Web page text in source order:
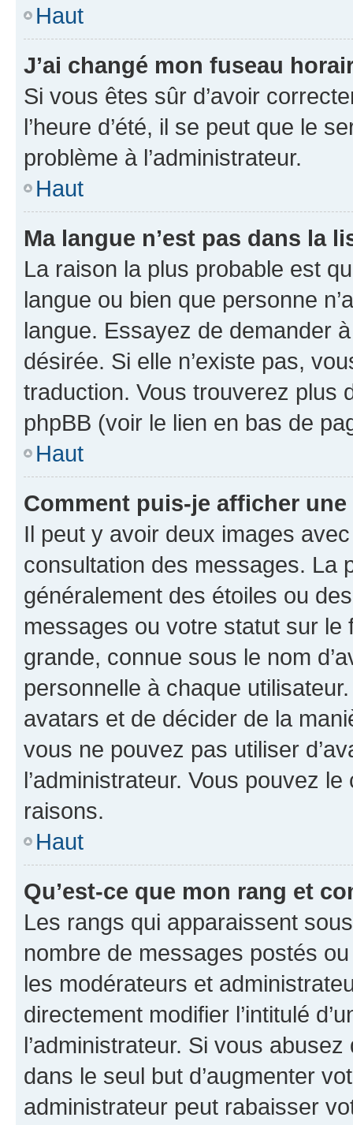
Haut
J’ai changé mon fuseau
Si vous êtes sûr d’avoir
l’heure d’été, il se peut que le
problème à l’administrateur.
Haut
Ma langue n’est pas dans la
La raison la plus probable est
langue ou bien que personne
langue. Essayez de demander
désirée. Si elle n’existe pas,
traduction. Vous trouverez plus
phpBB (voir le lien en bas de
Haut
Comment puis-je afficher
Il peut y avoir deux images
consultation des messages. La
généralement des étoiles ou
messages ou votre statut sur
grande, connue sous le nom
personnelle à chaque utilisateur.
avatars et de décider de la
vous ne pouvez pas utiliser
l’administrateur. Vous pouvez
raisons.
Haut
Qu’est-ce que mon rang et
Les rangs qui apparaissent
nombre de messages postés
les modérateurs et
directement modifier l’intitulé
l’administrateur. Si vous
dans le seul but d’augmenter
administrateur peut rabaisser